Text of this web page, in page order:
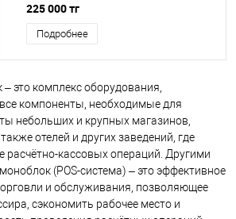
225 000 тг
Подробнее
это комплекс оборудования,
компоненты, необходимые для
небольших и крупных магазинов,
отелей и других заведений, где
расчётно-кассовых операций. Другими
(POS-система) – это эффективное
и обслуживания, позволяющее
сэкономить рабочее место и